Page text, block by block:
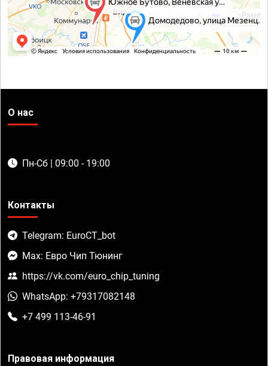
О нас
Пн-Сб | 09:00 - 19:00
Контакты
Telegram: EuroCT_bot
Max: Евро Чип Тюнинг
https://vk.com/euro_chip_tuning
WhatsApp: +79317082148
+7 499 113-46-91
Правовая информация